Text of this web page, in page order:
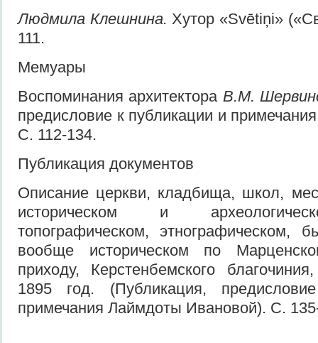
Людмила Клешнина. Хутор «Svētiņi»
111.
Мемуары
Воспоминания архитектора В.М.
предисловие к публикации и
С. 112-134.
Публикация документов
Описание церкви, кладбища, школ,
историческом и
топографическом, этнографическом,
вообще историческом по
приходу, Керстенбемского
1895 год. (Публикация,
примечания Лаймдоты Ивановой). С.